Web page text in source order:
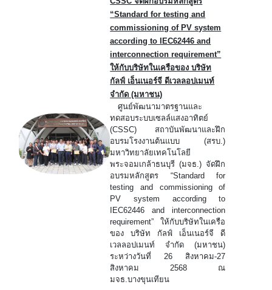
“Standard for testing and
commissioning of PV system
according to IEC62446 and
interconnection requirement”
ให้กับบริษัทในเครือของ บริษัท
กัลฟ์ เอ็นเนอร์จี ดีเวลลอปเมนท์
จำกัด (มหาชน)
ศูนย์พัฒนามาตรฐานและ
ทดสอบระบบเซลล์แสงอาทิตย์
(CSSC) สถาบันพัฒนาและฝึก
อบรมโรงงานต้นแบบ (สรบ.)
มหาวิทยาลัยเทคโนโลยี
พระจอมเกล้าธนบุรี (มจธ.) จัดฝึก
อบรมหลักสูตร “Standard for
testing and commissioning of
PV system according to
IEC62446 and interconnection
requirement” ให้กับบริษัทในเครือ
ของ บริษัท กัลฟ์ เอ็นเนอร์จี ดี
เวลลอปเมนท์ จำกัด (มหาชน)
ระหว่างวันที่ 26 สิงหาคม-27
สิงหาคม 2568 ณ
มจธ.บางขุนเทียน